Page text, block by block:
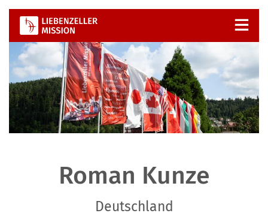
Zum
Inhalt
springen
Roman Kunze
Deutschland